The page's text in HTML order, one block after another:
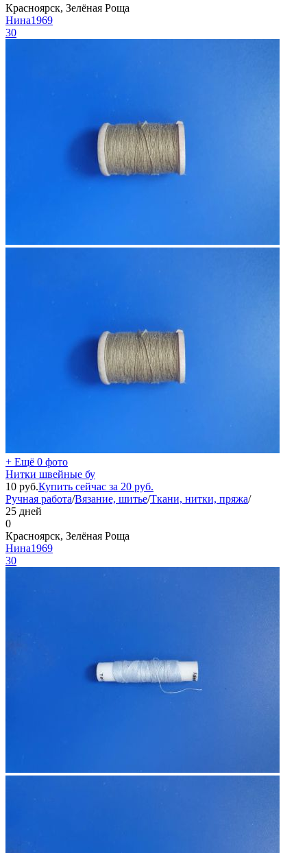
Красноярск, Зелёная Роща
Нина1969
30
+ Ещё 0 фото
Нитки швейные бу
10 руб.Купить сейчас за 20 руб.
Ручная работа/Вязание, шитье/Ткани, нитки, пряжа/
25 дней
0
Красноярск, Зелёная Роща
Нина1969
30